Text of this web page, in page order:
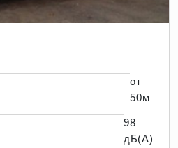
от
50м
98
дБ(А)